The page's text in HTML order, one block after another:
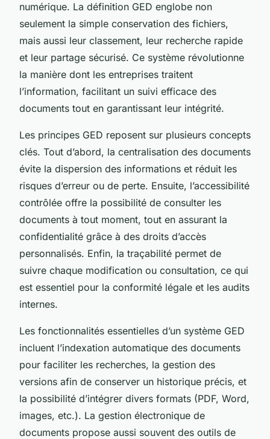
numérique. La définition GED englobe non
seulement la simple conservation des fichiers,
mais aussi leur classement, leur recherche rapide
et leur partage sécurisé. Ce système révolutionne
la manière dont les entreprises traitent
l’information, facilitant un suivi efficace des
documents tout en garantissant leur intégrité.
Les principes GED reposent sur plusieurs concepts
clés. Tout d’abord, la centralisation des documents
évite la dispersion des informations et réduit les
risques d’erreur ou de perte. Ensuite, l’accessibilité
contrôlée offre la possibilité de consulter les
documents à tout moment, tout en assurant la
confidentialité grâce à des droits d’accès
personnalisés. Enfin, la traçabilité permet de
suivre chaque modification ou consultation, ce qui
est essentiel pour la conformité légale et les audits
internes.
Les fonctionnalités essentielles d’un système GED
incluent l’indexation automatique des documents
pour faciliter les recherches, la gestion des
versions afin de conserver un historique précis, et
la possibilité d’intégrer divers formats (PDF, Word,
images, etc.). La gestion électronique de
documents propose aussi souvent des outils de